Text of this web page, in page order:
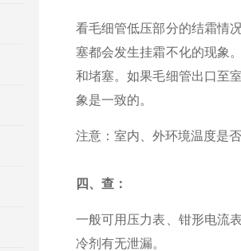
看毛细管低压部分的结霜情况
塞都会发生挂霜不化的现象
和堵塞。如果毛细管出口至
象是一致的。
注意： 室内、外环境温度是
四、查：
一般可用压力表、钳形电流
冷剂有无泄漏。